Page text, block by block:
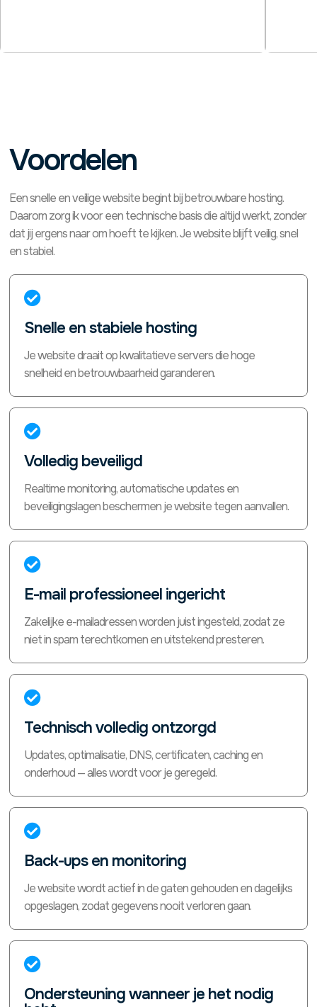
Voordelen
Een snelle en veilige website begint bij betrouwbare hosting.
Daarom zorg ik voor een technische basis die altijd werkt, zonder
dat jij ergens naar om hoeft te kijken. Je website blijft veilig, snel
en stabiel.

Snelle en stabiele hosting
Je website draait op kwalitatieve servers die hoge
snelheid en betrouwbaarheid garanderen.

Volledig beveiligd
Realtime monitoring, automatische updates en
beveiligingslagen beschermen je website tegen aanvallen.

E-mail professioneel ingericht
Zakelijke e-mailadressen worden juist ingesteld, zodat ze
niet in spam terechtkomen en uitstekend presteren.

Technisch volledig ontzorgd
Updates, optimalisatie, DNS, certificaten, caching en
onderhoud — alles wordt voor je geregeld.

Back-ups en monitoring
Je website wordt actief in de gaten gehouden en dagelijks
opgeslagen, zodat gegevens nooit verloren gaan.

Ondersteuning wanneer je het nodig